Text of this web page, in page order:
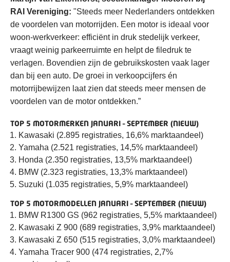
RAI Vereniging: "Steeds meer Nederlanders ontdekken
de voordelen van motorrijden. Een motor is ideaal voor
woon-werkverkeer: efficiënt in druk stedelijk verkeer,
vraagt weinig parkeerruimte en helpt de filedruk te
verlagen. Bovendien zijn de gebruikskosten vaak lager
dan bij een auto. De groei in verkoopcijfers én
motorrijbewijzen laat zien dat steeds meer mensen de
voordelen van de motor ontdekken.”
TOP 5 MOTORMERKEN JANUARI – SEPTEMBER (NIEUW)
Kawasaki (2.895 registraties, 16,6% marktaandeel)
Yamaha (2.521 registraties, 14,5% marktaandeel)
Honda (2.350 registraties, 13,5% marktaandeel)
BMW (2.323 registraties, 13,3% marktaandeel)
Suzuki (1.035 registraties, 5,9% marktaandeel)
TOP 5 MOTORMODELLEN JANUARI – SEPTEMBER (NIEUW)
BMW R1300 GS (962 registraties, 5,5% marktaandeel)
Kawasaki Z 900 (689 registraties, 3,9% marktaandeel)
Kawasaki Z 650 (515 registraties, 3,0% marktaandeel)
Yamaha Tracer 900 (474 registraties, 2,7%